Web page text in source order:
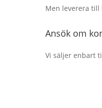
Men leverera till
Ansök om
Vi säljer enbart